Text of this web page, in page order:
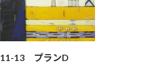
11-13 プランD